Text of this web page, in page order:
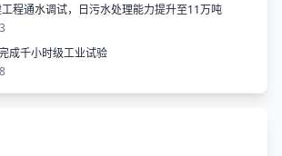
程通水调试，日污水处理能力提升至11万吨
成千小时级工业试验